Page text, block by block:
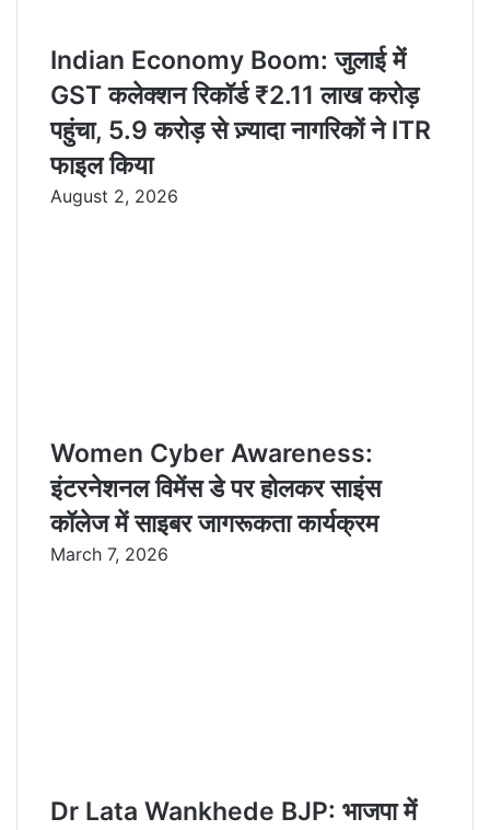
Indian Economy Boom: जुलाई में
GST कलेक्शन रिकॉर्ड ₹2.11 लाख करोड़
पहुंचा, 5.9 करोड़ से ज़्यादा नागरिकों ने ITR
फाइल किया
August 2, 2026
Women Cyber Awareness:
इंटरनेशनल विमेंस डे पर होलकर साइंस
कॉलेज में साइबर जागरूकता कार्यक्रम
March 7, 2026
Dr Lata Wankhede BJP: भाजपा में